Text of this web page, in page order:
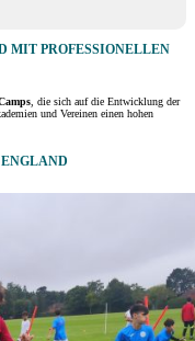
PROFESSIONELLEN S
, die sich auf die Entwicklung der
und Vereinen einen hohen